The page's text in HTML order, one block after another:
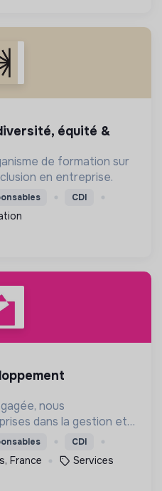
de formation sur
en entreprise.
CDI
nous
dans la gestion et
recyclables, tout
CDI
France Services